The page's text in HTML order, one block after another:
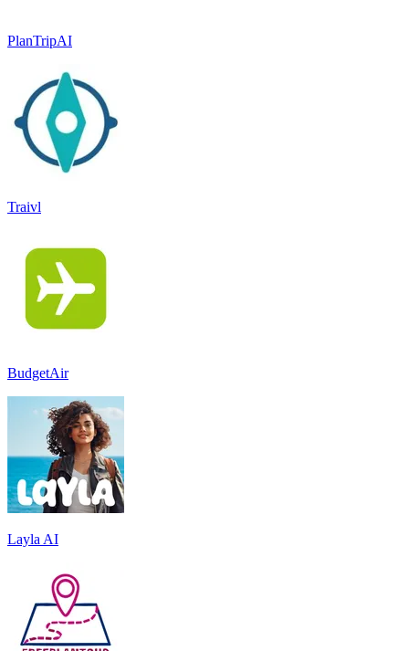
PlanTripAI
Traivl
BudgetAir
Layla AI